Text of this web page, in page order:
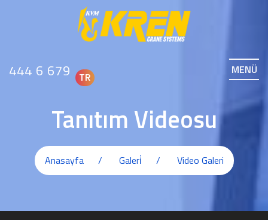
444 6 679 TR
MENÜ
Tanıtım Videosu
Anasayfa Galeri̇ Video Galeri